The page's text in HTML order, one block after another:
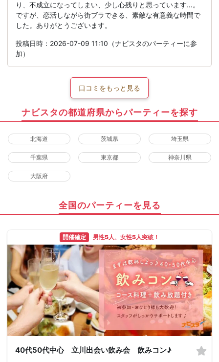
り、不成立になってしまい、少し心残りと思っています…。
ですが、恋活しながら街ブラできる、素敵な有意義な時間で
した。ありがとうございます。
投稿日時：2026-07-09 11:10（ナビスタのパーティーに参
加）
口コミをもっと見る
ナビスタの都道府県からパーティーを探す
北海道 茨城県 埼玉県
千葉県 東京都 神奈川県
大阪府
全国のパーティーを見る
開催確定 男性5人、女性5人突破！
40代50代中心 立川出会い飲み会 飲みコン♪